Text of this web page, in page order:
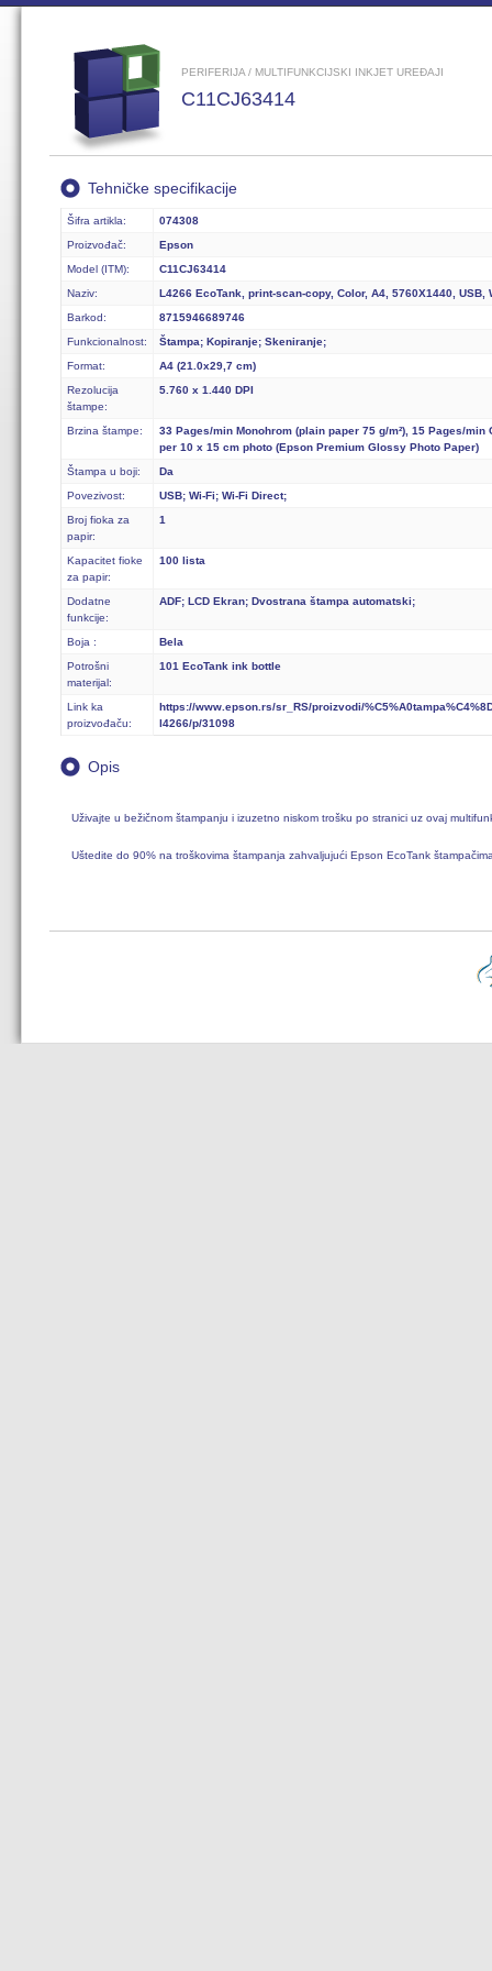
PERIFERIJA / MULTIFUNKCIJSKI INKJET UREĐAJI
C11CJ63414
Tehničke specifikacije
Šifra artikla:
074308
Proizvođač:
Epson
Model (ITM):
C11CJ63414
Naziv:
L4266 EcoTank, print-scan-copy, Color, A4, 5760X1440, USB,
Barkod:
8715946689746
Funkcionalnost:
Štampa; Kopiranje; Skeniranje;
Format:
A4 (21.0x29,7 cm)
Rezolucija
štampe:
5.760 x 1.440 DPI
Brzina štampe:
33 Pages/min Monohrom (plain paper 75 g/m²), 15 Pages/min
per 10 x 15 cm photo (Epson Premium Glossy Photo Paper)
Štampa u boji:
Da
Povezivost:
USB; Wi-Fi; Wi-Fi Direct;
Broj fioka za
papir:
1
Kapacitet fioke
za papir:
100 lista
Dodatne
funkcije:
ADF; LCD Ekran; Dvostrana štampa automatski;
Boja :
Bela
Potrošni
materijal:
101 EcoTank ink bottle
Link ka
proizvođaču:
https://www.epson.rs/sr_RS/proizvodi/
l4266/p/31098
Opis
Uživajte u bežičnom štampanju i izuzetno niskom trošku po stranici uz ovaj
Uštedite do 90% na troškovima štampanja zahvaljujući Epson EcoTank